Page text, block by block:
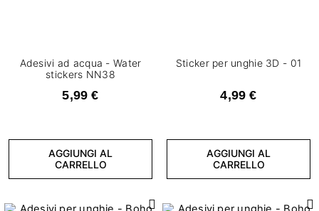
Adesivi ad acqua - Water
stickers NN38
5,99 €
AGGIUNGI AL
CARRELLO
Sticker per unghie 3D - 01
4,99 €
AGGIUNGI AL
CARRELLO